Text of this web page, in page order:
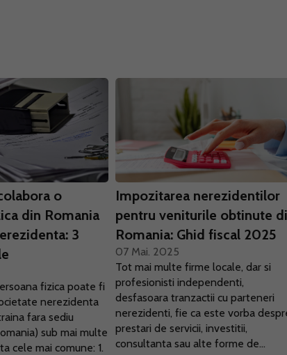
o
din Romania
3
fizica poate fi
nerezidenta
fara sediu
sub mai multe
cele mai comune: 1.
Impozitarea nerezidentilor
pentru veniturile obtinute
Romania: Ghid fiscal 2025
07 Mai. 2025
Tot mai multe firme locale, dar si
profesionisti independenti,
desfasoara tranzactii cu parteneri
nerezidenti, fie ca este vorba
prestari de servicii, investitii,
consultanta sau alte forme de...